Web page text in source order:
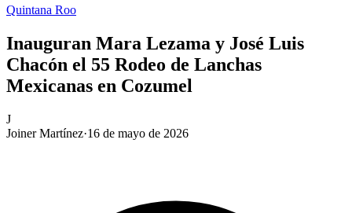
Quintana Roo
Inauguran Mara Lezama y José Luis
Chacón el 55 Rodeo de Lanchas
Mexicanas en Cozumel
J
Joiner Martínez·16 de mayo de 2026